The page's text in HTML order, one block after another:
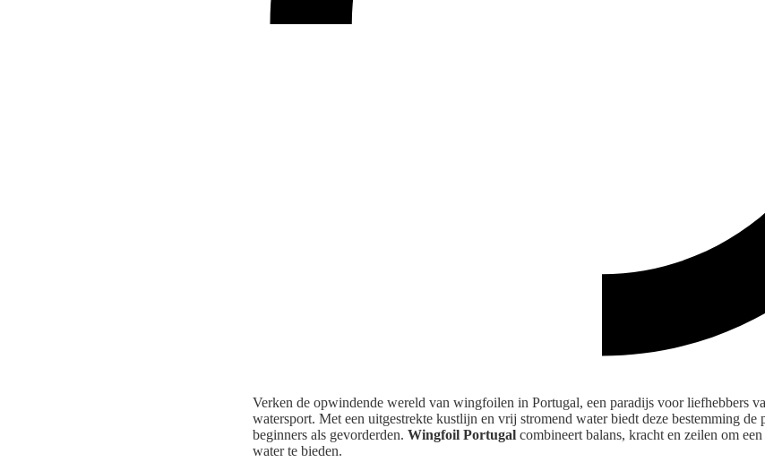
Verken de opwindende wereld van wingfoilen in Portugal, een paradijs voor liefhebbers
watersport. Met een uitgestrekte kustlijn en vrij stromend water biedt deze bestemming de
beginners als gevorderden. Wingfoil Portugal combineert balans, kracht en zeilen om
water te bieden.